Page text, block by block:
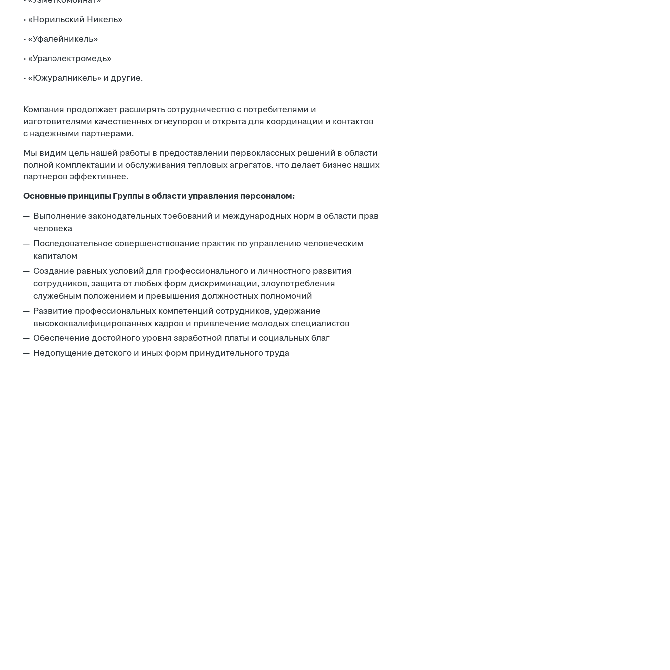
· «Норильский Никель»
· «Уфалейникель»
· «Уралэлектромедь»
· «Южуралникель» и другие.
Компания продолжает расширять сотрудничество с потребителями и
изготовителями качественных огнеупоров и открыта для координации и контактов
с надежными партнерами.
Мы видим цель нашей работы в предоставлении первоклассных решений в области
полной комплектации и обслуживания тепловых агрегатов, что делает бизнес наших
партнеров эффективнее.
Основные принципы Группы в области управления персоналом:
Выполнение законодательных требований и международных норм в области прав
человека
Последовательное совершенствование практик по управлению человеческим
капиталом
Создание равных условий для профессионального и личностного развития
сотрудников, защита от любых форм дискриминации, злоупотребления
служебным положением и превышения должностных полномочий
Развитие профессиональных компетенций сотрудников, удержание
высококвалифицированных кадров и привлечение молодых специалистов
Обеспечение достойного уровня заработной платы и социальных благ
Недопущение детского и иных форм принудительного труда